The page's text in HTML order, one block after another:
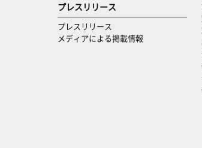
プレスリリース
プレスリリース
メディアによる掲載情報